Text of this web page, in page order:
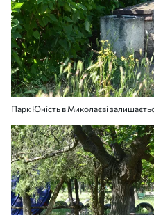
Парк Юність в Миколаєві